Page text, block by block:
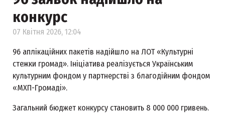
конкурс
07 Квітня 2026, 12:04
96 аплікаційних пакетів надійшло на ЛОТ «Культурні
стежки громад». Ініціатива реалізується Українським
культурним фондом у партнерстві з благодійним фондом
«МХП-Громаді».
Загальний бюджет конкурсу становить 8 000 000 гривень.